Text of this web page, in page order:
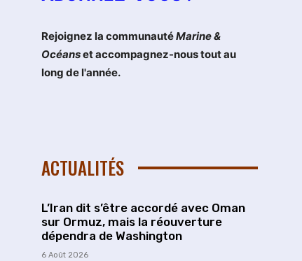
Rejoignez la communautéMarine &
Océanset accompagnez-nous tout au
long de l'année.
ACTUALITÉS
L’Iran dit s’être accordé avec Oman
sur Ormuz, mais la réouverture
dépendra de Washington
6 Août 2026